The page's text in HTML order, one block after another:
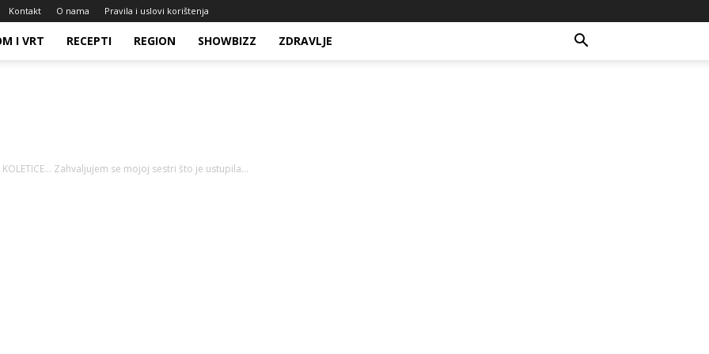
Kontakt O nama Pravila i uslovi korištenja
I VRT RECEPTI REGION SHOWBIZZ ZDRAVLJE
KOLETICE… Zahvaljujem se mojoj sestri što je ustupila...